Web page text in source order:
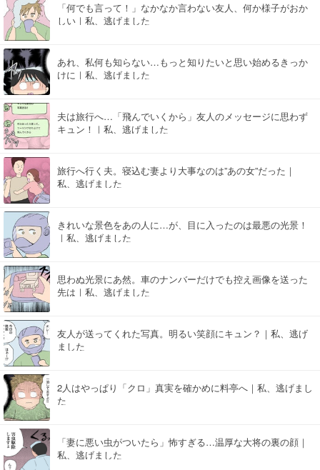
「何でも言って！」なかなか言わない友人、何か様子がおか
しい｜私、逃げました
あれ、私何も知らない…もっと知りたいと思い始めるきっか
けに｜私、逃げました
夫は旅行へ…「飛んでいくから」友人のメッセージに思わず
キュン！｜私、逃げました
旅行へ行く夫。寝込む妻より大事なのは”あの女”だった｜
私、逃げました
きれいな景色をあの人に…が、目に入ったのは最悪の光景！
｜私、逃げました
思わぬ光景にあ然。車のナンバーだけでも控え画像を送った
先は｜私、逃げました
友人が送ってくれた写真。明るい笑顔にキュン？｜私、逃げ
ました
2人はやっぱり「クロ」真実を確かめに料亭へ｜私、逃げまし
た
「妻に悪い虫がついたら」怖すぎる…温厚な大将の裏の顔｜
私、逃げました